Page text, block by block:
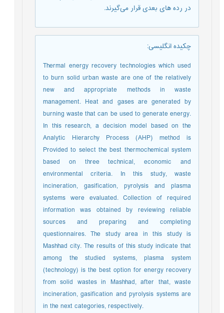
در رده های بعدی قرار می‌گیرند.
چکیده انگلیسی:
Thermal energy recovery technologies which used
to burn solid urban waste are one of the relatively
new and appropriate methods in waste
management. Heat and gases are generated by
burning waste that can be used to generate energy.
In this research, a decision model based on the
Analytic Hierarchy Process (AHP) method is
Provided to select the best thermochemical system
based on three technical, economic and
environmental criteria. In this study, waste
incineration, gasification, pyrolysis and plasma
systems were evaluated. Collection of required
information was obtained by reviewing reliable
sources and preparing and completing
questionnaires. The study area in this study is
Mashhad city. The results of this study indicate that
among the studied systems, plasma system
(technology) is the best option for energy recovery
from solid wastes in Mashhad, after that, waste
incineration, gasification and pyrolysis systems are
in the next categories, respectively.